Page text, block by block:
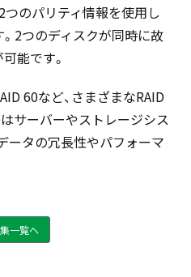
つのパリティ情報を使用し
2つのディスクが同時に故
能です。
60など、さまざまなRAID
サーバーやストレージシス
ータの冗長性やパフォーマ
一覧へ